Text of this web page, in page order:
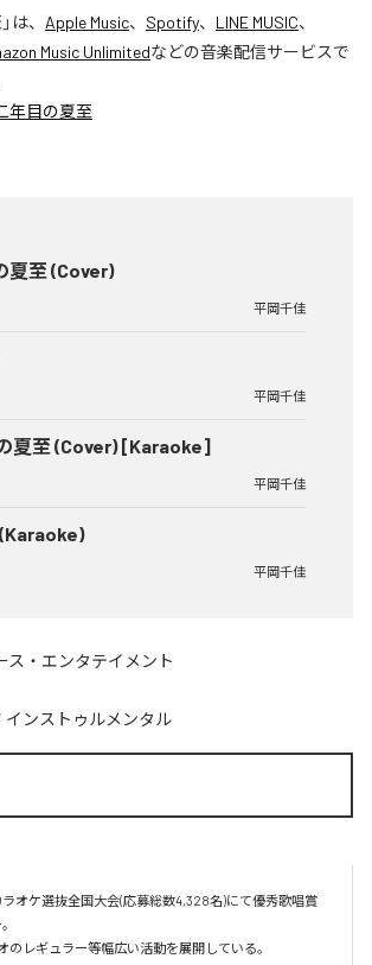
」は、 Apple Music、 Spotify、 LINE MUSIC、
Music Unlimitedなどの音楽配信サービスで
年目の夏至
夏至 (Cover)
平岡千佳
平岡千佳
夏至 (Cover) [Karaoke]
平岡千佳
平岡千佳
ス・エンタテイメント
インストゥルメンタル
オケ選抜全国大会(応募総数4,328名)にて優秀歌唱賞
のレギュラー等幅広い活動を展開している。